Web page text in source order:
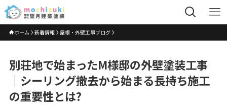
ホーム 新着情報 屋根・外壁工事ブログ
別荘地で始まったM様邸の外壁塗装工事
｜シーリング撤去から始まる長持ち施工
の重要性とは?